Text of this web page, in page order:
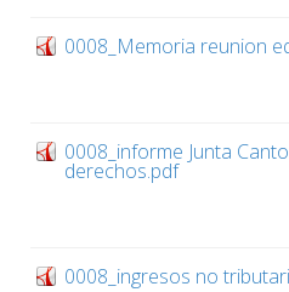
0008_Memoria reunion
0008_informe Junta
derechos.pdf
0008_ingresos no